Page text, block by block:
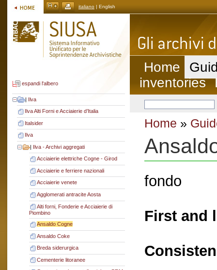
italiano | English
espandi l'albero
| Ilva
Ilva Alti Forni e Acciaierie d’Italia
Italsider
Ilva
| Ilva - Archivi aggregati
Acciaierie elettriche Cogne - Girod
Acciaierie e ferriere nazionali
Acciaierie venete
Agglomerati antracite Aosta
Alti forni, Fonderie e Acciaierie di
Piombino
Ansaldo Cogne
Ansaldo Coke
Breda siderurgica
Cementerie litoranee
Home
inventories
Home »
fondo
First and